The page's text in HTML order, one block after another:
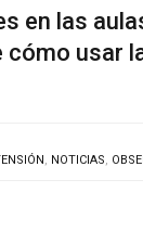
en las
cómo usar
, NOTICIAS,